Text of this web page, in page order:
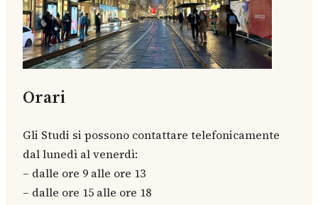
Orari
Gli Studi si possono contattare telefonicamente
dal lunedì al venerdì:
– dalle ore 9 alle ore 13
– dalle ore 15 alle ore 18